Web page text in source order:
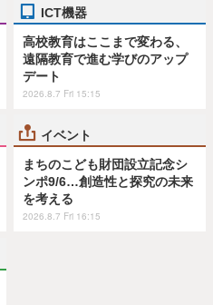
ICT機器
高校教育はここまで変わる、
遠隔教育で進む学びのアップ
デート
2026.8.7 Fri 15:15
イベント
まちのこども財団設立記念シ
ンポ9/6…創造性と探究の未来
を考える
2026.8.7 Fri 16:15